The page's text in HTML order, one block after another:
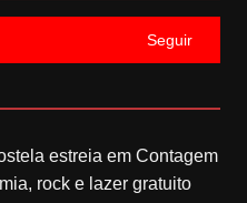
Seguir
estreia em Contagem
rock e lazer gratuito